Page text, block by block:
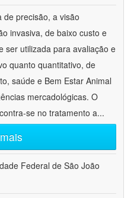
de precisão, a visão
invasiva, de baixo custo e
ser utilizada para avaliação e
quanto quantitativo, de
saúde e Bem Estar Animal
mercadológicas. O
se no tratamento a...
Federal de São João